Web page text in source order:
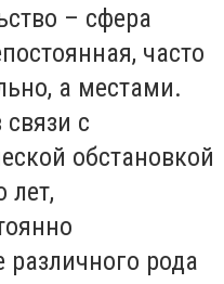
– сфера
часто
а местами.
с
обстановкой
лет,
различного рода